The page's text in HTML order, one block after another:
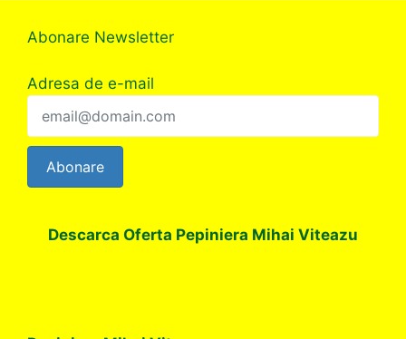
Abonare Newsletter
Adresa de e-mail
Abonare
Descarca Oferta Pepiniera Mihai Viteazu